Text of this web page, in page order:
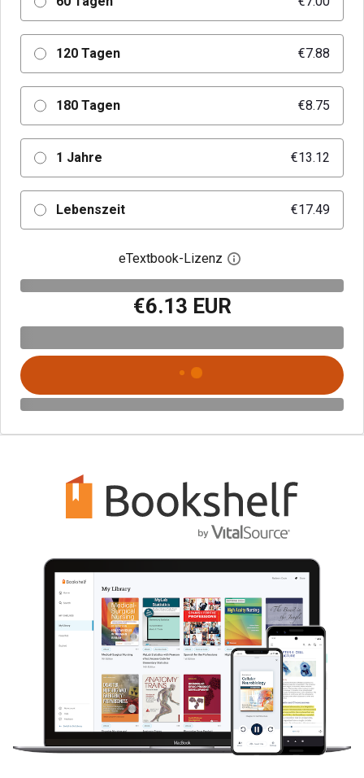
120 Tagen €7.88
180 Tagen €8.75
1 Jahre €13.12
Lebenszeit €17.49
eTextbook-Lizenz Digitalen
€6.13 EUR